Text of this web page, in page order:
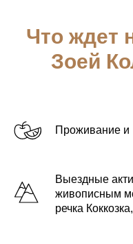
Что ждет
Зоей
Проживание и
Выездные
живописным
речка